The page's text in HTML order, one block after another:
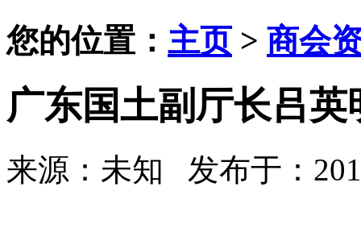
您的位置： 主页> 商会
广东国土副厅长吕
来源：未知 发布于：